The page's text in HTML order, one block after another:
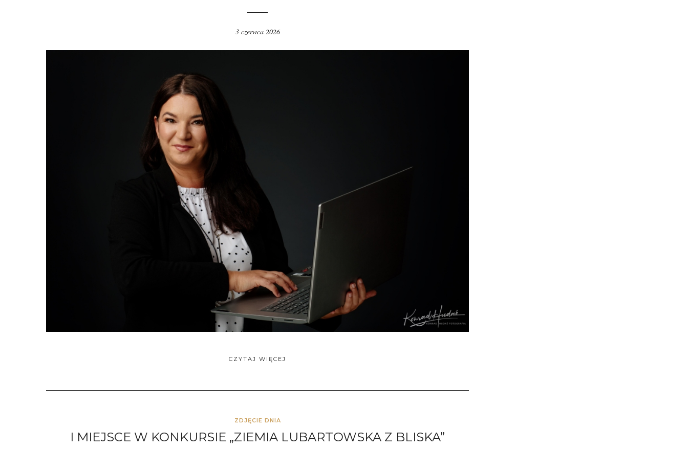
3 czerwca 2026
CZYTAJ WIĘCEJ
ZDJĘCIE DNIA
I MIEJSCE W KONKURSIE „ZIEMIA LUBARTOWSKA Z BLISKA”